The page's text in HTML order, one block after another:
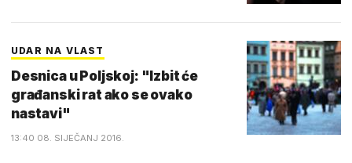
UDAR NA VLAST
Desnica u Poljskoj: "Izbit će
građanski rat ako se ovako
nastavi"
13:40 08. SIJEČANJ 2016.